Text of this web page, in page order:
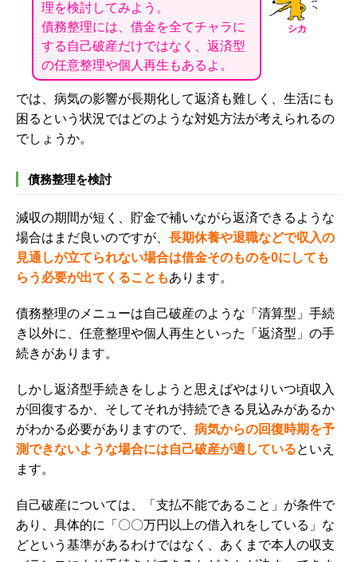
シカ
理を検討してみよう。
債務整理には、借金を全てチャラに
する自己破産だけではなく、返済型
の任意整理や個人再生もあるよ。
では、病気の影響が長期化して返済も難しく、生活にも
困るという状況ではどのような対処方法が考えられるの
でしょうか。
債務整理を検討
減収の期間が短く、貯金で補いながら返済できるような
場合はまだ良いのですが、 長期休養や退職などで収入の
見通しが立てられない場合は借金そのものを0にしても
らう必要が出てくることもあります。
債務整理のメニューは自己破産のような「清算型」手続
き以外に、任意整理や個人再生といった「返済型」の手
続きがあります。
しかし返済型手続きをしようと思えばやはりいつ頃収入
が回復するか、そしてそれが持続できる見込みがあるか
がわかる必要がありますので、 病気からの回復時期を予
測できないような場合には自己破産が適しているといえ
ます。
自己破産については、「支払不能であること」が条件で
あり、具体的に「〇〇万円以上の借入れをしている」な
どという基準があるわけではなく、あくまで本人の収支